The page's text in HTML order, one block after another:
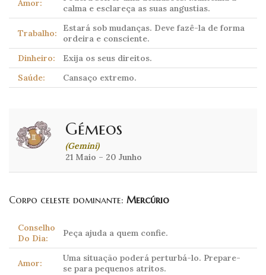
Amor:
calma e esclareça as suas angustias.
Trabalho:
Estará sob mudanças. Deve fazê-la de forma
ordeira e consciente.
Dinheiro:
Exija os seus direitos.
Saúde:
Cansaço extremo.
Gémeos
(Gemini)
21 Maio – 20 Junho
Corpo celeste dominante: Mercúrio
Conselho
Do Dia:
Peça ajuda a quem confie.
Amor:
Uma situação poderá perturbá-lo. Prepare-
se para pequenos atritos.